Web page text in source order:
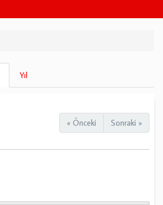
sekme)
Yıl
« Önceki Sonraki »